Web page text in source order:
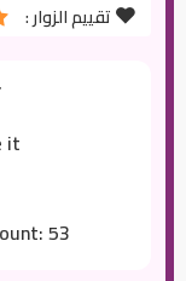
تقييم الزوار :
53